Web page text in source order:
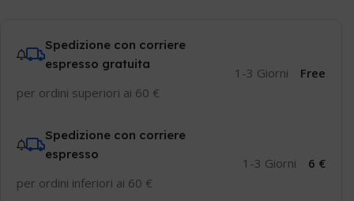
Spedizione con corriere
espresso gratuita
per ordini superiori ai 60 €
1-3 Giorni Free
Spedizione con corriere
espresso
per ordini inferiori ai 60 €
1-3 Giorni 6 €